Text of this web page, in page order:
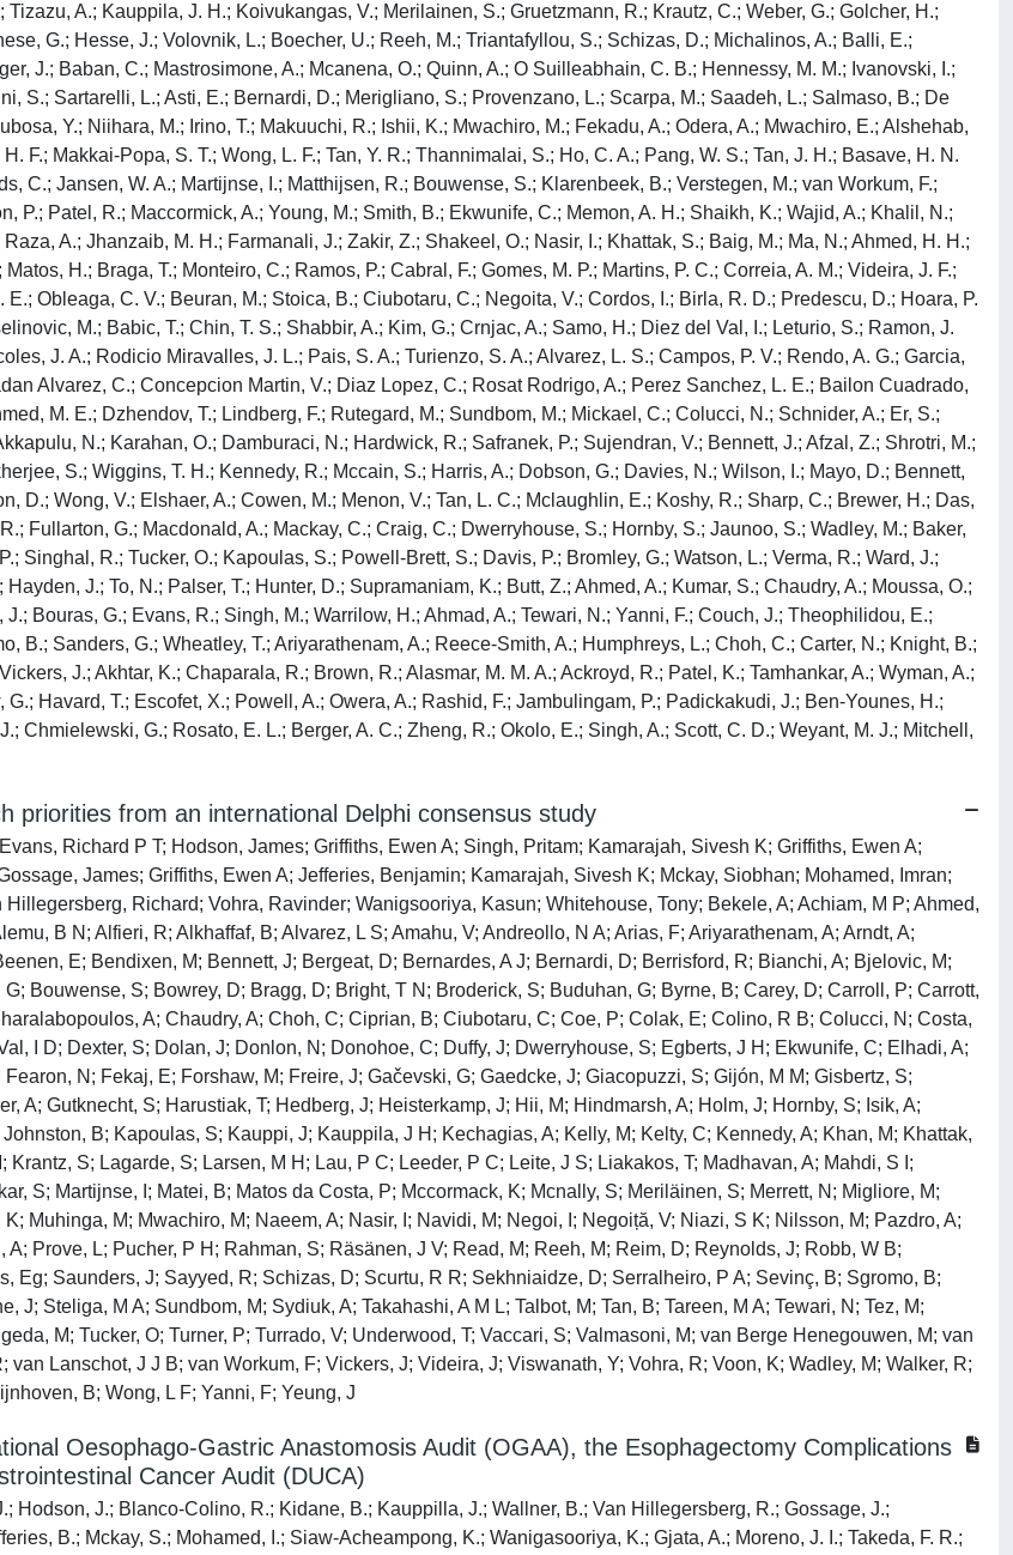
A.; Kauppila, J. H.; Koivukangas, V.; Merilainen, S.; Gruetzmann, R.; Krautz, C.; Weber, G.; Golcher, H.;
G.; Hesse, J.; Volovnik, L.; Boecher, U.; Reeh, M.; Triantafyllou, S.; Schizas, D.; Michalinos, A.; Balli, E.;
J.; Baban, C.; Mastrosimone, A.; Mcanena, O.; Quinn, A.; O Suilleabhain, C. B.; Hennessy, M. M.; Ivanovski, I.;
S.; Sartarelli, L.; Asti, E.; Bernardi, D.; Merigliano, S.; Provenzano, L.; Scarpa, M.; Saadeh, L.; Salmaso, B.; De
Y.; Niihara, M.; Irino, T.; Makuuchi, R.; Ishii, K.; Mwachiro, M.; Fekadu, A.; Odera, A.; Mwachiro, E.; Alshehab,
F.; Makkai-Popa, S. T.; Wong, L. F.; Tan, Y. R.; Thannimalai, S.; Ho, C. A.; Pang, W. S.; Tan, J. H.; Basave, H. N.
C.; Jansen, W. A.; Martijnse, I.; Matthijsen, R.; Bouwense, S.; Klarenbeek, B.; Verstegen, M.; van Workum, F.;
P.; Patel, R.; Maccormick, A.; Young, M.; Smith, B.; Ekwunife, C.; Memon, A. H.; Shaikh, K.; Wajid, A.; Khalil, N.;
A.; Jhanzaib, M. H.; Farmanali, J.; Zakir, Z.; Shakeel, O.; Nasir, I.; Khattak, S.; Baig, M.; Ma, N.; Ahmed, H. H.;
H.; Braga, T.; Monteiro, C.; Ramos, P.; Cabral, F.; Gomes, M. P.; Martins, P. C.; Correia, A. M.; Videira, J. F.;
Obleaga, C. V.; Beuran, M.; Stoica, B.; Ciubotaru, C.; Negoita, V.; Cordos, I.; Birla, R. D.; Predescu, D.; Hoara, P.
M.; Babic, T.; Chin, T. S.; Shabbir, A.; Kim, G.; Crnjac, A.; Samo, H.; Diez del Val, I.; Leturio, S.; Ramon, J.
J. A.; Rodicio Miravalles, J. L.; Pais, S. A.; Turienzo, S. A.; Alvarez, L. S.; Campos, P. V.; Rendo, A. G.; Garcia,
Alvarez, C.; Concepcion Martin, V.; Diaz Lopez, C.; Rosat Rodrigo, A.; Perez Sanchez, L. E.; Bailon Cuadrado,
M. E.; Dzhendov, T.; Lindberg, F.; Rutegard, M.; Sundbom, M.; Mickael, C.; Colucci, N.; Schnider, A.; Er, S.;
N.; Karahan, O.; Damburaci, N.; Hardwick, R.; Safranek, P.; Sujendran, V.; Bennett, J.; Afzal, Z.; Shrotri, M.;
S.; Wiggins, T. H.; Kennedy, R.; Mccain, S.; Harris, A.; Dobson, G.; Davies, N.; Wilson, I.; Mayo, D.; Bennett,
D.; Wong, V.; Elshaer, A.; Cowen, M.; Menon, V.; Tan, L. C.; Mclaughlin, E.; Koshy, R.; Sharp, C.; Brewer, H.; Das,
Fullarton, G.; Macdonald, A.; Mackay, C.; Craig, C.; Dwerryhouse, S.; Hornby, S.; Jaunoo, S.; Wadley, M.; Baker,
Singhal, R.; Tucker, O.; Kapoulas, S.; Powell-Brett, S.; Davis, P.; Bromley, G.; Watson, L.; Verma, R.; Ward, J.;
J.; To, N.; Palser, T.; Hunter, D.; Supramaniam, K.; Butt, Z.; Ahmed, A.; Kumar, S.; Chaudry, A.; Moussa, O.;
Bouras, G.; Evans, R.; Singh, M.; Warrilow, H.; Ahmad, A.; Tewari, N.; Yanni, F.; Couch, J.; Theophilidou, E.;
B.; Sanders, G.; Wheatley, T.; Ariyarathenam, A.; Reece-Smith, A.; Humphreys, L.; Choh, C.; Carter, N.; Knight, B.;
J.; Akhtar, K.; Chaparala, R.; Brown, R.; Alasmar, M. M. A.; Ackroyd, R.; Patel, K.; Tamhankar, A.; Wyman, A.;
Havard, T.; Escofet, X.; Powell, A.; Owera, A.; Rashid, F.; Jambulingam, P.; Padickakudi, J.; Ben-Younes, H.;
Chmielewski, G.; Rosato, E. L.; Berger, A. C.; Zheng, R.; Okolo, E.; Singh, A.; Scott, C. D.; Weyant, M. J.; Mitchell,
priorities from an international Delphi consensus study
Richard P T; Hodson, James; Griffiths, Ewen A; Singh, Pritam; Kamarajah, Sivesh K; Griffiths, Ewen A;
James; Griffiths, Ewen A; Jefferies, Benjamin; Kamarajah, Sivesh K; Mckay, Siobhan; Mohamed, Imran;
Richard; Vohra, Ravinder; Wanigsooriya, Kasun; Whitehouse, Tony; Bekele, A; Achiam, M P; Ahmed,
B N; Alfieri, R; Alkhaffaf, B; Alvarez, L S; Amahu, V; Andreollo, N A; Arias, F; Ariyarathenam, A; Arndt, A;
E; Bendixen, M; Bennett, J; Bergeat, D; Bernardes, A J; Bernardi, D; Berrisford, R; Bianchi, A; Bjelovic, M;
Bouwense, S; Bowrey, D; Bragg, D; Bright, T N; Broderick, S; Buduhan, G; Byrne, B; Carey, D; Carroll, P; Carrott,
A; Chaudry, A; Choh, C; Ciprian, B; Ciubotaru, C; Coe, P; Colak, E; Colino, R B; Colucci, N; Costa,
I D; Dexter, S; Dolan, J; Donlon, N; Donohoe, C; Duffy, J; Dwerryhouse, S; Egberts, J H; Ekwunife, C; Elhadi, A;
N; Fekaj, E; Forshaw, M; Freire, J; Gačevski, G; Gaedcke, J; Giacopuzzi, S; Gijón, M M; Gisbertz, S;
A; Gutknecht, S; Harustiak, T; Hedberg, J; Heisterkamp, J; Hii, M; Hindmarsh, A; Holm, J; Hornby, S; Isik, A;
B; Kapoulas, S; Kauppi, J; Kauppila, J H; Kechagias, A; Kelly, M; Kelty, C; Kennedy, A; Khan, M; Khattak,
S; Lagarde, S; Larsen, M H; Lau, P C; Leeder, P C; Leite, J S; Liakakos, T; Madhavan, A; Mahdi, S I;
S; Martijnse, I; Matei, B; Matos da Costa, P; Mccormack, K; Mcnally, S; Meriläinen, S; Merrett, N; Migliore, M;
Muhinga, M; Mwachiro, M; Naeem, A; Nasir, I; Navidi, M; Negoi, I; Negoiță, V; Niazi, S K; Nilsson, M; Pazdro, A;
Prove, L; Pucher, P H; Rahman, S; Räsänen, J V; Read, M; Reeh, M; Reim, D; Reynolds, J; Robb, W B;
Eg; Saunders, J; Sayyed, R; Schizas, D; Scurtu, R R; Sekhniaidze, D; Serralheiro, P A; Sevinç, B; Sgromo, B;
Steliga, M A; Sundbom, M; Sydiuk, A; Takahashi, A M L; Talbot, M; Tan, B; Tareen, M A; Tewari, N; Tez, M;
M; Tucker, O; Turner, P; Turrado, V; Underwood, T; Vaccari, S; Valmasoni, M; van Berge Henegouwen, M; van
Lanschot, J J B; van Workum, F; Vickers, J; Videira, J; Viswanath, Y; Vohra, R; Voon, K; Wadley, M; Walker, R;
B; Wong, L F; Yanni, F; Yeung, J
Oesophago-Gastric Anastomosis Audit (OGAA), the Esophagectomy Complications
Cancer Audit (DUCA)
Hodson, J.; Blanco-Colino, R.; Kidane, B.; Kauppilla, J.; Wallner, B.; Van Hillegersberg, R.; Gossage, J.;
B.; Mckay, S.; Mohamed, I.; Siaw-Acheampong, K.; Wanigasooriya, K.; Gjata, A.; Moreno, J. I.; Takeda, F. R.;